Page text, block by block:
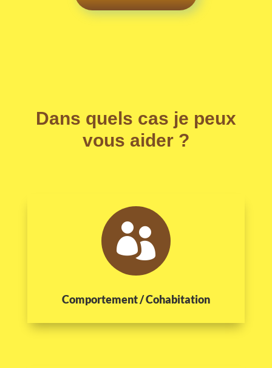
Dans quels cas je peux
vous aider ?

Comportement / Cohabitation